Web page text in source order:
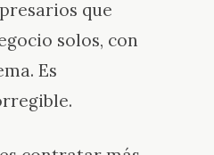
que
solos, con
Es